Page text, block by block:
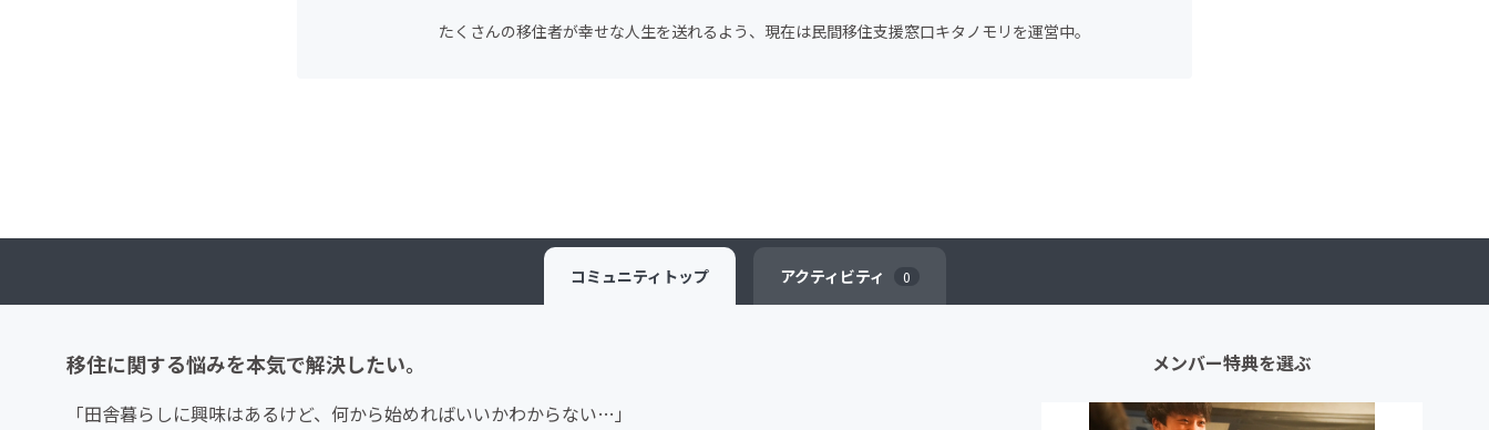
たくさんの移住者が幸せな人生を送れるよう、現在は民間移住支援窓口キタノモリを運営中。
コミュニティ トップ アクティビティ 0
移住に関する悩みを本気で解決したい。
「田舎暮らしに興味はあるけど、何から始めればいいかわからない…」
メンバー特典を選ぶ